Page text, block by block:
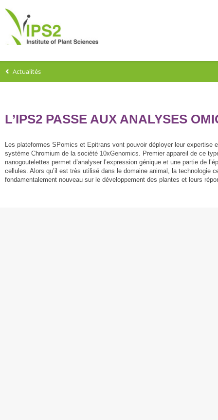
Actualités
L’IPS2 PASSE AUX ANALYSES
Les plateformes SPomics et Epitrans vont pouvoir déployer leur expertise
système Chromium de la société 10xGenomics. Premier appareil de ce
nanogoutelettes permet d’analyser l’expression génique et une partie de
cellules. Alors qu’il est très utilisé dans le domaine animal, la technologie
fondamentalement nouveau sur le développement des plantes et leurs